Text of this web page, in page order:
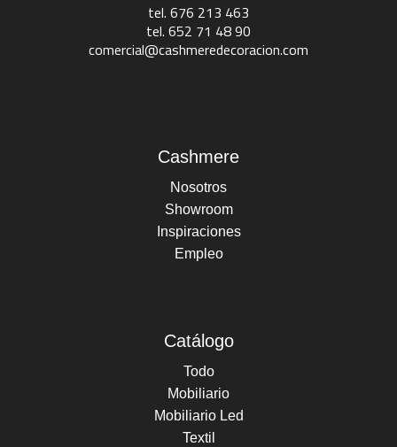
tel. 676 213 463
tel. 652 71 48 90
comercial@cashmeredecoracion.com
Cashmere
Nosotros
Showroom
Inspiraciones
Empleo
Catálogo
Todo
Mobiliario
Mobiliario Led
Textil